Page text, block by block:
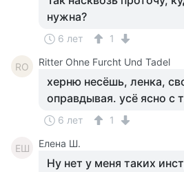
нужна?
6 лет 1
RO Ritter Ohne Furcht Und Tadel
херню несёшь, ленка,
оправдывая. усё ясно с
6 лет 1
ЕШ Елена Ш.
Ну нет у меня таких